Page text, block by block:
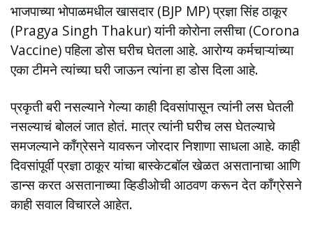
भाजपाच्या भोपाळमधील खासदार (BJP MP) प्रज्ञा सिंह ठाकूर
(Pragya Singh Thakur) यांनी कोरोना लसीचा (Corona
Vaccine) पहिला डोस घरीच घेतला आहे. आरोग्य कर्मचाऱ्यांच्या
एका टीमने त्यांच्या घरी जाऊन त्यांना हा डोस दिला आहे.
प्रकृती बरी नसल्याने गेल्या काही दिवसांपासून त्यांनी लस घेतली
नसल्याचं बोललं जात होतं. मात्र त्यांनी घरीच लस घेतल्याचे
समजल्याने काँग्रेसने यावरून जोरदार निशाणा साधला आहे. काही
दिवसांपूर्वी प्रज्ञा ठाकूर यांचा बास्केटबॉल खेळत असतानाचा आणि
डान्स करत असतानाच्या व्हिडीओची आठवण करून देत काँग्रेसने
काही सवाल विचारले आहेत.